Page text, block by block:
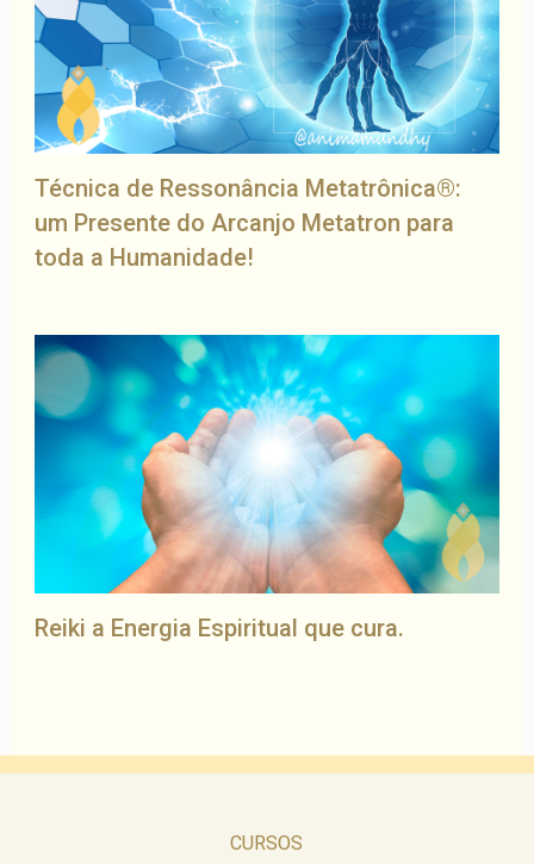
Técnica de Ressonância Metatrônica®:
um Presente do Arcanjo Metatron para
toda a Humanidade!
Reiki a Energia Espiritual que cura.
CURSOS